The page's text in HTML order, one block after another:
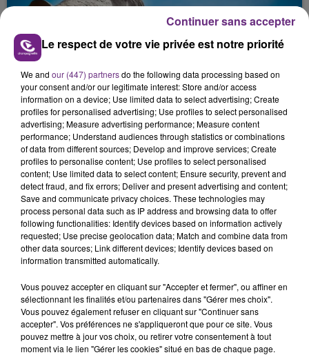
VENEZ FÊTER CE WEEK-END
L'ANNIVERSAIRE DE WOINIC
Ce samedi 8 août sera un grand jour :
l'anniversaire du plus gros sanglier du monde.
Une fête est donc organisée et vous êtes tous
conviés !
TITRES DIFFUSÉS
14h37
14h37
P!nk
14h33
14h33
TAME IMPALA & JENNIE
Le respect de votre vie privée est notre priorité
We and our (447) partnersdo the following data processing based on
your consent and/or our legitimate interest: Store and/or access
information on a device; Use limited data to select advertising; Create
profiles for personalised advertising; Use profiles to select personalised
advertising; Measure advertising performance; Measure content
performance; Understand audiences through statistics or combinations
of data from different sources; Develop and improve services; Create
profiles to personalise content; Use profiles to select personalised
content; Use limited data to select content; Ensure security, prevent and
detect fraud, and fix errors; Deliver and present advertising and content;
Save and communicate privacy choices. These technologies may
process personal data such as IP address and browsing data to offer
following functionalities: Identify devices based on information actively
requested; Use precise geolocation data; Match and combine data from
other data sources; Link different devices; Identify devices based on
information transmitted automatically.
Vous pouvez accepter en cliquant sur "Accepter et fermer", ou affiner en
sélectionnant les finalités et/ou partenaires dans "Gérer mes choix".
Vous pouvez également refuser en cliquant sur "Continuer sans
accepter". Vos préférences ne s'appliqueront que pour ce site. Vous
pouvez mettre à jour vos choix, ou retirer votre consentement à tout
moment via le lien "Gérer les cookies" situé en bas de chaque page.
Continuer sans accepter